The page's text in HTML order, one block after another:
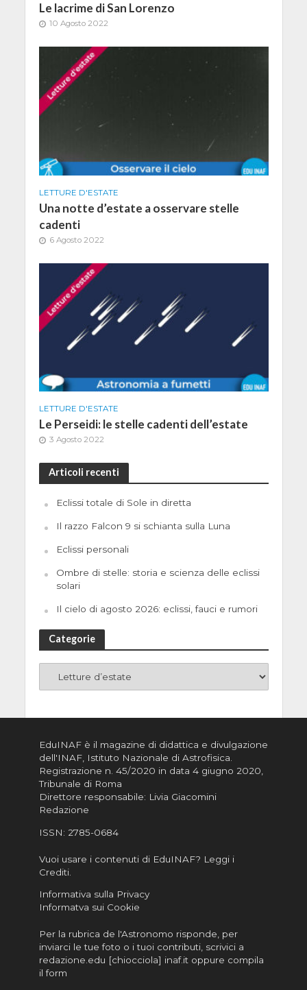
Le lacrime di San Lorenzo
10 Agosto 2022
LETTURE D'ESTATE
Una notte d’estate a osservare stelle
cadenti
6 Agosto 2022
LETTURE D'ESTATE
Le Perseidi: le stelle cadenti dell’estate
3 Agosto 2022
Articoli recenti
Eclissi totale di Sole in diretta
Il razzo Falcon 9 si schianta sulla Luna
Eclissi personali
Ombre di stelle: storia e scienza delle eclissi
solari
Il cielo di agosto 2026: eclissi, fauci e rumori
Categorie
EduINAF è il magazine di didattica e divulgazione
dell'INAF, Istituto Nazionale di Astrofisica.
Registrazione n. 45/2020 in data 4 giugno 2020,
Tribunale di Roma
Direttore responsabile: Livia Giacomini
Redazione
ISSN: 2785-0684
Vuoi usare i contenuti di EduINAF? Leggi i
Crediti.
Informativa sulla Privacy
Informatva sui Cookie
Per la rubrica de l'Astronomo risponde, per
inviarci le tue foto o i tuoi contributi, scrivici a
redazione.edu [chiocciola] inaf.it oppure compila
il form